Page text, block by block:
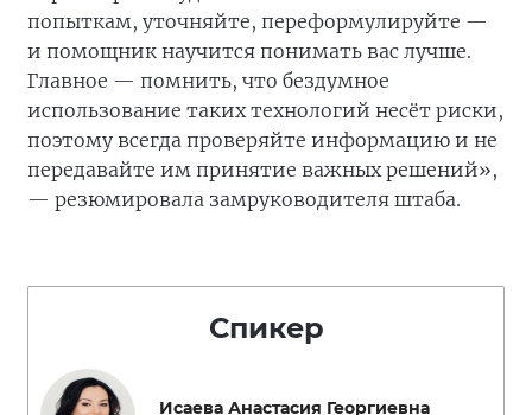
попыткам, уточняйте, переформулируйте —
и помощник научится понимать вас лучше.
Главное — помнить, что бездумное
использование таких технологий несёт риски,
поэтому всегда проверяйте информацию и не
передавайте им принятие важных решений»,
— резюмировала замруководителя штаба.
Спикер
Исаева Анастасия Георгиевна